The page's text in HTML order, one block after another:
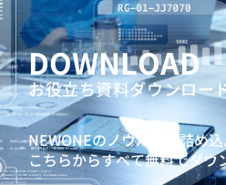
DOWNLOAD
お役立ち資料ダウンロー
NEWONEのノウハウを詰め
こちらからすべて無料でダウ